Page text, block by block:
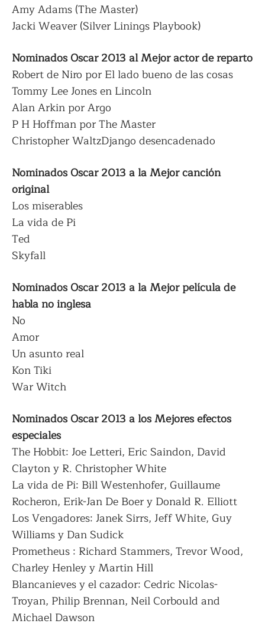
Amy Adams (The Master)
Jacki Weaver (Silver Linings Playbook)
Nominados Oscar 2013 al Mejor actor de reparto
Robert de Niro por El lado bueno de las cosas
Tommy Lee Jones en Lincoln
Alan Arkin por Argo
P H Hoffman por The Master
Christopher WaltzDjango desencadenado
Nominados Oscar 2013 a la Mejor canción
original
Los miserables
La vida de Pi
Ted
Skyfall
Nominados Oscar 2013 a la Mejor película de
habla no inglesa
No
Amor
Un asunto real
Kon Tiki
War Witch
Nominados Oscar 2013 a los Mejores efectos
especiales
The Hobbit: Joe Letteri, Eric Saindon, David
Clayton y R. Christopher White
La vida de Pi: Bill Westenhofer, Guillaume
Rocheron, Erik-Jan De Boer y Donald R. Elliott
Los Vengadores: Janek Sirrs, Jeff White, Guy
Williams y Dan Sudick
Prometheus : Richard Stammers, Trevor Wood,
Charley Henley y Martin Hill
Blancanieves y el cazador: Cedric Nicolas-
Troyan, Philip Brennan, Neil Corbould and
Michael Dawson